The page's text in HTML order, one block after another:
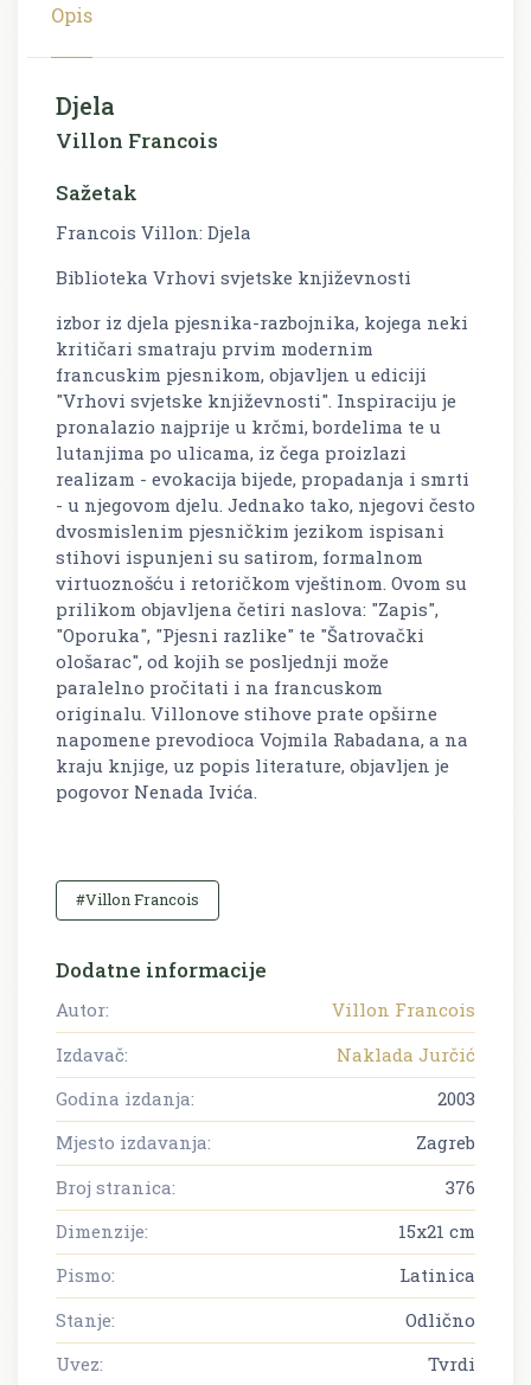
Opis
Djela
Villon Francois
Sažetak
Francois Villon: Djela
Biblioteka Vrhovi svjetske književnosti
izbor iz djela pjesnika-razbojnika, kojega neki
kritičari smatraju prvim modernim
francuskim pjesnikom, objavljen u ediciji
"Vrhovi svjetske književnosti". Inspiraciju je
pronalazio najprije u krčmi, bordelima te u
lutanjima po ulicama, iz čega proizlazi
realizam - evokacija bijede, propadanja i smrti
- u njegovom djelu. Jednako tako, njegovi često
dvosmislenim pjesničkim jezikom ispisani
stihovi ispunjeni su satirom, formalnom
virtuoznošću i retoričkom vještinom. Ovom su
prilikom objavljena četiri naslova: "Zapis",
"Oporuka", "Pjesni razlike" te "Šatrovački
ološarac", od kojih se posljednji može
paralelno pročitati i na francuskom
originalu. Villonove stihove prate opširne
napomene prevodioca Vojmila Rabadana, a na
kraju knjige, uz popis literature, objavljen je
pogovor Nenada Ivića.
#Villon Francois
Dodatne informacije
Autor:
Villon Francois
Izdavač:
Naklada Jurčić
Godina izdanja:
2003
Mjesto izdavanja:
Zagreb
Broj stranica:
376
Dimenzije:
15x21 cm
Pismo:
Latinica
Stanje:
Odlično
Uvez:
Tvrdi